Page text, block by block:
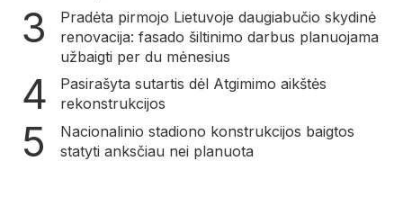
Pradėta pirmojo Lietuvoje daugiabučio skydinė
renovacija: fasado šiltinimo darbus planuojama
užbaigti per du mėnesius
Pasirašyta sutartis dėl Atgimimo aikštės
rekonstrukcijos
Nacionalinio stadiono konstrukcijos baigtos
statyti anksčiau nei planuota